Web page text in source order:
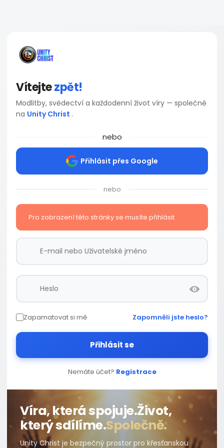
Vítejtezpět!
Modlitby, svědectví a každodenní život víry — společně
na Unity Christ .
nebo
Přihlásit přes Google
nebo
Pro zobrazení této stránky se musíte přihlásit
Zapamatovat si mě Zapomněli jste heslo?
Přihlásit se
Nemáte účet? Registrace
Víra, která spojuje.Život,
který sdílíme.Společně.
Unity Christ je bezpečný prostor pro křesťanskou